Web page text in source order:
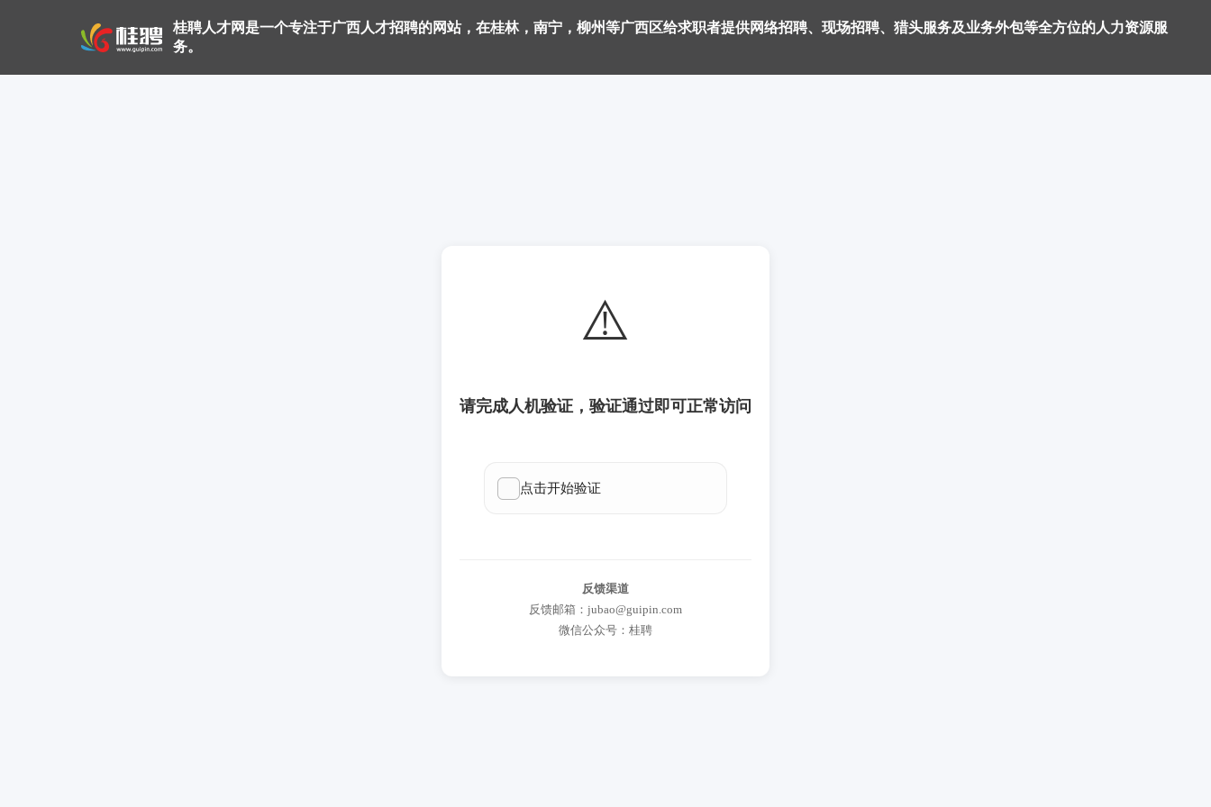
桂聘人才网是一个专注于广西人才招聘的网站，在桂林，南宁，柳州等广西区给求职者提供网络招聘、现场招聘、猎头服务及业务外包等全方位的人力资源服
务。
⚠️
请完成人机验证，验证通过即可正常访问
反馈渠道
反馈邮箱：jubao@guipin.com
微信公众号：桂聘